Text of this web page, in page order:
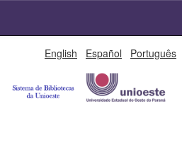
English Español Português